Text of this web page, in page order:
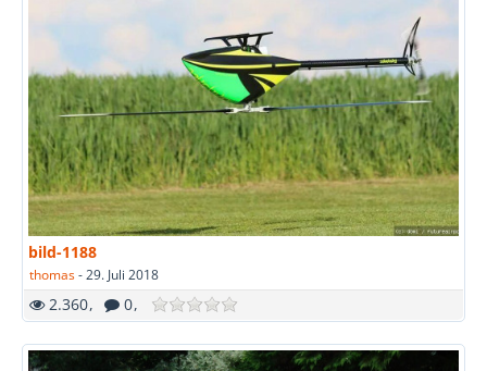
bild-1188
thomas-29. Juli 2018
2.360 0